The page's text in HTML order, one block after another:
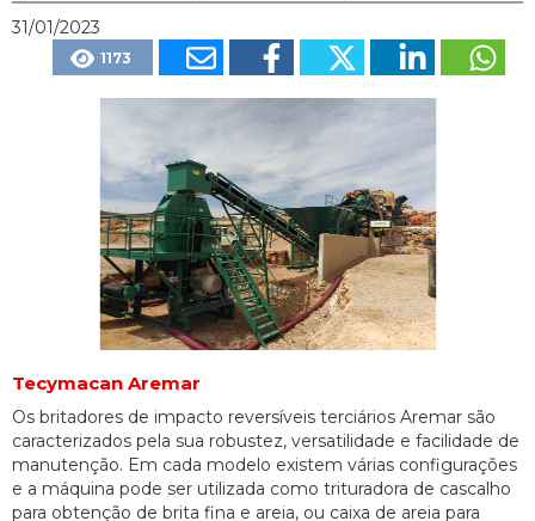
31/01/2023
1173
Tecymacan Aremar
Os britadores de impacto reversíveis terciários Aremar são
caracterizados pela sua robustez, versatilidade e facilidade de
manutenção. Em cada modelo existem várias configurações
e a máquina pode ser utilizada como trituradora de cascalho
para obtenção de brita fina e areia, ou caixa de areia para